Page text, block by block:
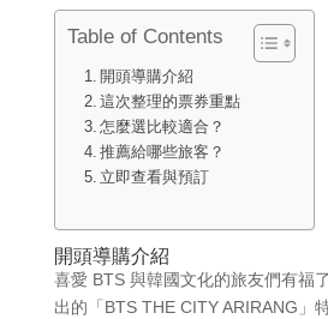
Table of Contents
開頭導購介紹
這次整理的票券重點
怎麼選比較適合？
推薦給哪些旅客？
立即查看與預訂
開頭導購介紹
喜愛 BTS 與韓國文化的旅友們有福
出的「BTS THE CITY ARIRANG」